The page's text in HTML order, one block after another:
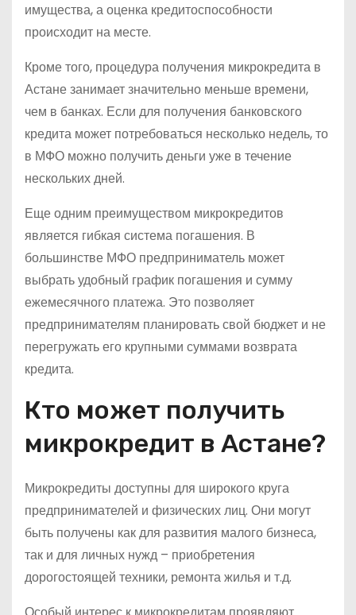
имущества, а оценка кредитоспособности
происходит на месте.
Кроме того, процедура получения микрокредита в
Астане занимает значительно меньше времени,
чем в банках. Если для получения банковского
кредита может потребоваться несколько недель, то
в МФО можно получить деньги уже в течение
нескольких дней.
Еще одним преимуществом микрокредитов
является гибкая система погашения. В
большинстве МФО предприниматель может
выбрать удобный график погашения и сумму
ежемесячного платежа. Это позволяет
предпринимателям планировать свой бюджет и не
перегружать его крупными суммами возврата
кредита.
Кто может получить
микрокредит в Астане?
Микрокредиты доступны для широкого круга
предпринимателей и физических лиц. Они могут
быть получены как для развития малого бизнеса,
так и для личных нужд – приобретения
дорогостоящей техники, ремонта жилья и т.д.